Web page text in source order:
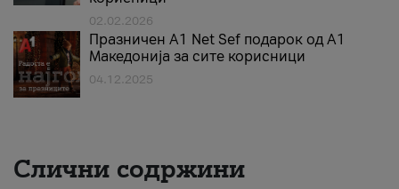
02.02.2026
Празничен A1 Net Sеf подарок од А1
Македонија за сите корисници
04.12.2025
Слични содржини